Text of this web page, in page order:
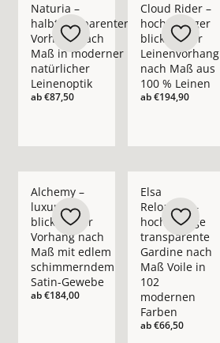
Naturia –
halbtransparenter
Vorhang nach
Maß in moderner
natürlicher
Leinenoptik
ab€87,50
Cloud Rider –
hochwertiger
blickdichter
Leinenvorhang
nach Maß aus
100 % Leinen
ab€194,90
Alchemy –
luxuriöser
blickdichter
Vorhang nach
Maß mit edlem
schimmerndem
Satin-Gewebe
ab€184,00
Elsa
Reloaded –
hochwertige
transparente
Gardine nach
Maß Voile in
102
modernen
Farben
ab€66,50